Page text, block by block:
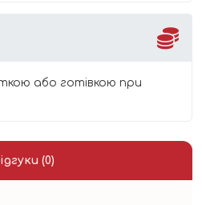
або готівкою при
(0)